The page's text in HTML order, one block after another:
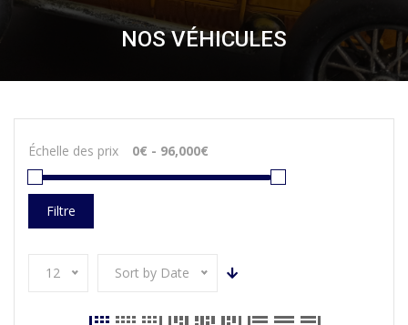
NOS VÉHICULES
Échelle des prix
Filtre
12 Sort by Date